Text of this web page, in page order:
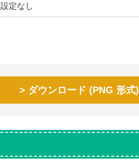
設定なし
ダウンロード (PNG 形式)